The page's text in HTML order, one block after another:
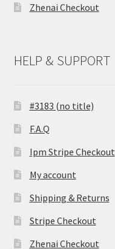
Zhenai Checkout
HELP & SUPPORT
#3183 (no title)
F.A.Q
Ipm Stripe Checkout
My account
Shipping & Returns
Stripe Checkout
Zhenai Checkout